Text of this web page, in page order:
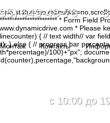
* Form
* Please
{ // text width// var
} else { // progress bar
100)+"px";
649-48-76 8
c 10:00 до
Монтаж Контакты